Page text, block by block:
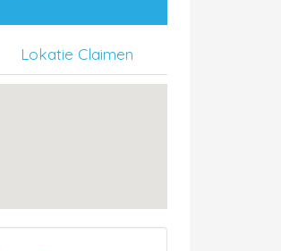
Lokatie Claimen